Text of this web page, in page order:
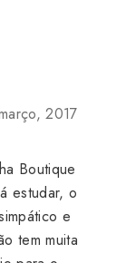
2017
Boutique
estudar, o
e
tem muita